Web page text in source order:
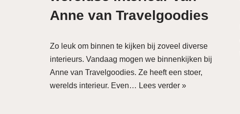
Anne van Travelgoodies
Zo leuk om binnen te kijken bij zoveel diverse
interieurs. Vandaag mogen we binnenkijken bij
Anne van Travelgoodies. Ze heeft een stoer,
werelds interieur. Even… Lees verder »